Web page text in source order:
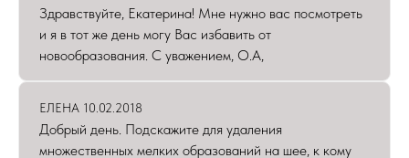
Здравствуйте, Екатерина! Мне нужно вас посмотреть
и я в тот же день могу Вас избавить от
новообразования. С уважением, О.А,
ЕЛЕНА 10.02.2018
Добрый день. Подскажите для удаления
множественных мелких образований на шее, к кому